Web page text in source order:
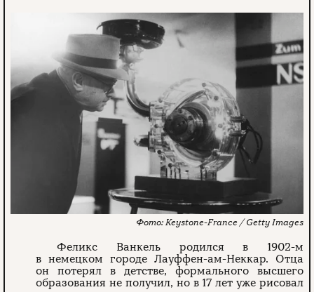
Keystone-France / Getty Images
Феликс Ванкель родился в 1902-м
в немецком городе Лауффен-ам-Неккар. Отца
он потерял в детстве, формального высшего
образования не получил, но в 17 лет уже рисовал